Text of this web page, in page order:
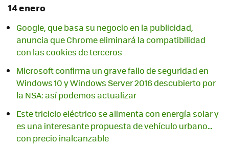
14 enero
Google, que basa su negocio en la publicidad,
anuncia que Chrome eliminará la compatibilidad
con las cookies de terceros
Microsoft confirma un grave fallo de seguridad en
Windows 10 y Windows Server 2016 descubierto por
la NSA: así podemos actualizar
Este triciclo eléctrico se alimenta con energía solar y
es una interesante propuesta de vehículo urbano...
con precio inalcanzable